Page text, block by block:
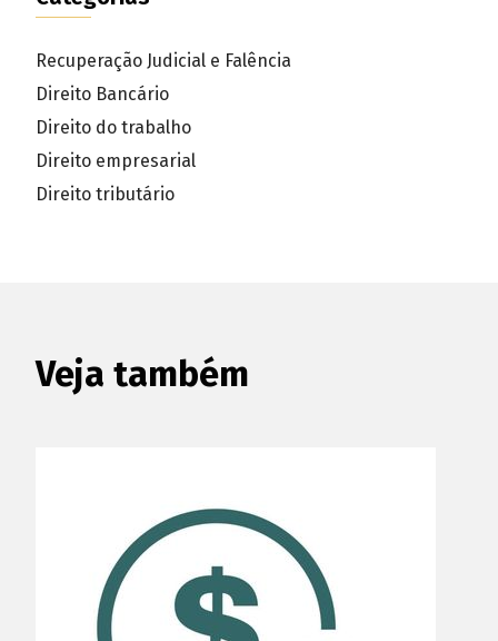
Recuperação Judicial e Falência
Direito Bancário
Direito do trabalho
Direito empresarial
Direito tributário
Veja também